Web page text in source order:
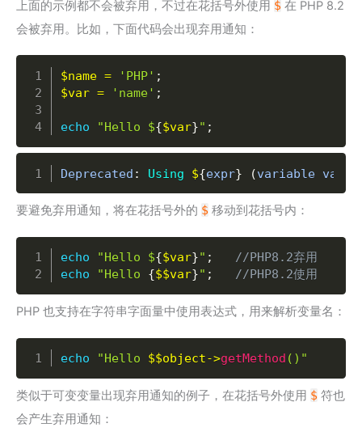
上面的示例都不会被弃用，不过在花括号外使用 $ 在 PHP 8.2
会被弃用。比如，下面代码会出现弃用通知：
$name = 'PHP' ;
$var = 'name' ;
echo "Hello ${$var}" ;
Deprecated : Using ${expr} (variable
要避免弃用通知，将在花括号外的 $ 移动到花括号内：
echo "Hello ${$var}" ;
//PHP8.2弃用
echo
"Hello {$$var}" ; //PHP8.2使用
Copy
PHP 也支持在字符串字面量中使用表达式，用来解析变量名：
echo "Hello $$object->getMethod ()"
类似于可变变量出现弃用通知的例子，在花括号外使用 $ 符也
会产生弃用通知：